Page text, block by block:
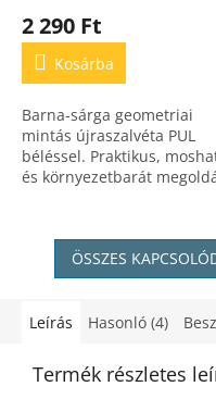
2 290 Ft
Kosárba
Barna-sárga geometriai
mintás újraszalvéta PUL
béléssel. Praktikus,
és környezetbarát
Megfelel az EU...
ÖSSZES
Leírás Hasonló (4)
Termék részletes